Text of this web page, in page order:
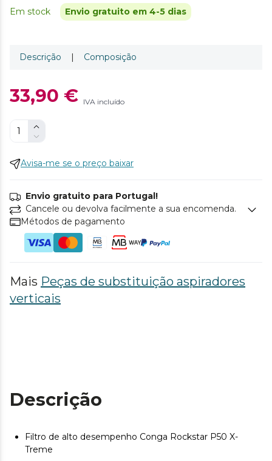
Em stock Envio gratuito em 4-5 dias
Descrição | Composição
33,90 € IVA incluído
Avisa-me se o preço baixar
Envio gratuito para Portugal!
Cancele ou devolva facilmente a sua encomenda.
Métodos de pagamento
Mais Peças de substituição aspiradores
verticais
Descrição
Filtro de alto desempenho Conga Rockstar P50 X-
Treme